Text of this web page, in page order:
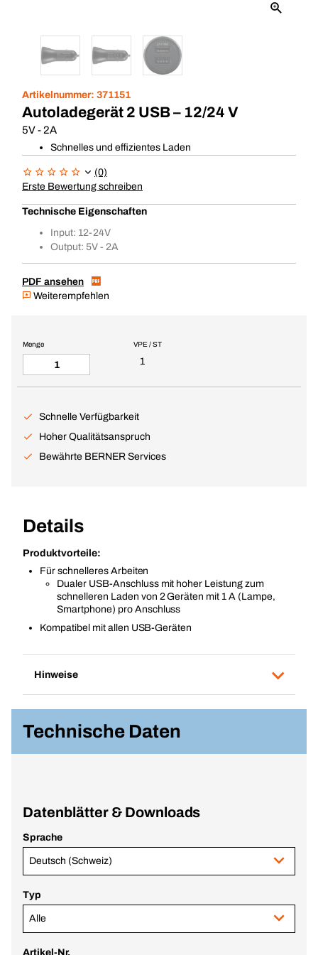
Artikelnummer: 371151
Autoladegerät 2 USB – 12/24 V
5V - 2A
Schnelles und effizientes Laden
(0)
Erste Bewertung schreiben
Technische Eigenschaften
Input: 12-24V
Output: 5V - 2A
PDF ansehen
Weiterempfehlen
VPE / ST
1
Menge
Schnelle Verfügbarkeit
Hoher Qualitätsanspruch
Bewährte BERNER Services
Details
Produktvorteile:
Für schnelleres Arbeiten
Dualer USB-Anschluss mit hoher Leistung zum
schnelleren Laden von 2 Geräten mit 1 A (Lampe,
Smartphone) pro Anschluss
Kompatibel mit allen USB-Geräten
Hinweise
Technische Daten
Datenblätter & Downloads
Sprache
Deutsch (Schweiz)
Typ
Alle
Artikel-Nr.